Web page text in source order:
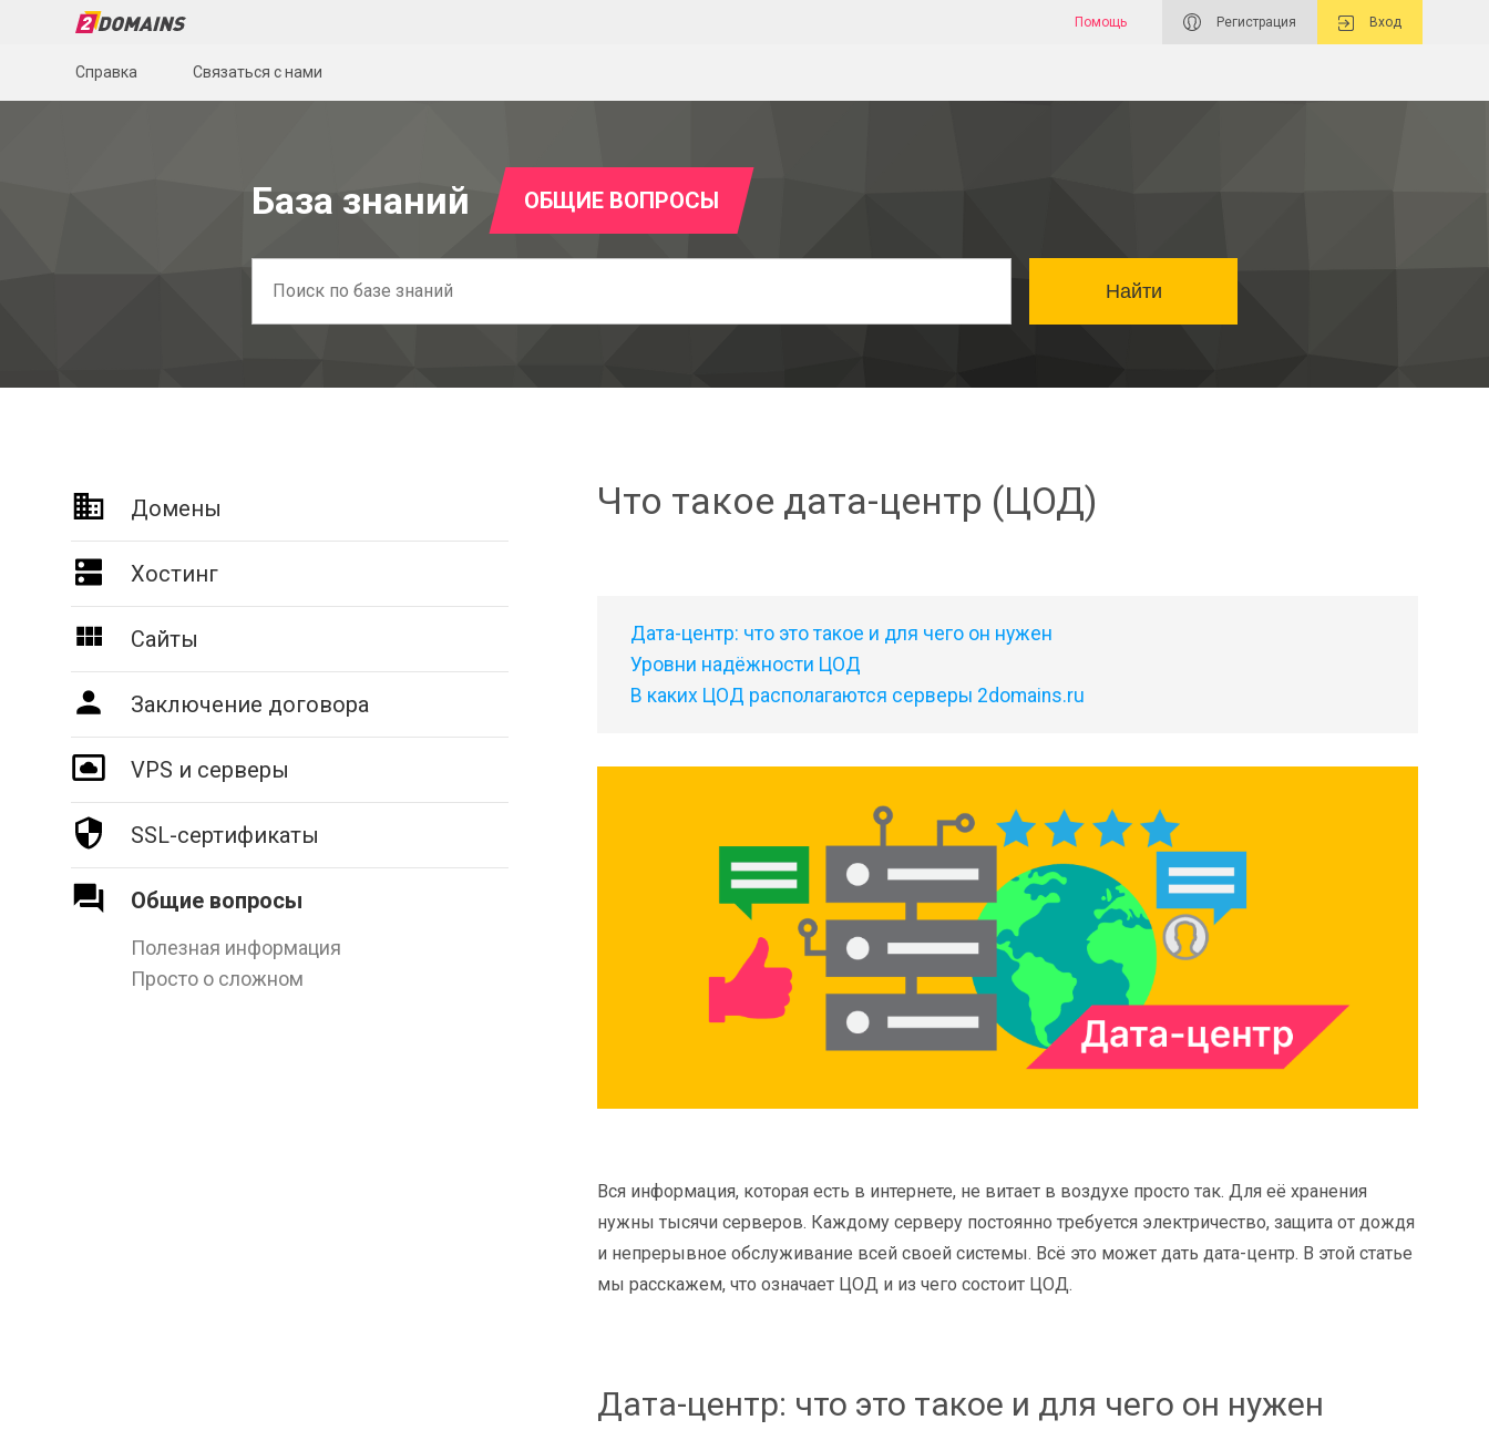
Помощь Регистрация Вход
Справка Связаться с нами
База знаний ОБЩИЕ ВОПРОСЫ
Найти
Домены
Хостинг
Сайты
Заключение договора
VPS и серверы
SSL-сертификаты
Общие вопросы
Полезная информация
Просто о сложном
Что такое дата-центр (ЦОД)
Дата-центр: что это такое и для чего он нужен
Уровни надёжности ЦОД
В каких ЦОД располагаются серверы 2domains.ru
Вся информация, которая есть в интернете, не витает в воздухе просто так. Для её хранения
нужны тысячи серверов. Каждому серверу постоянно требуется электричество, защита от дождя
и непрерывное обслуживание всей своей системы. Всё это может дать дата-центр. В этой статье
мы расскажем, что означает ЦОД и из чего состоит ЦОД.
Дата-центр: что это такое и для чего он нужен